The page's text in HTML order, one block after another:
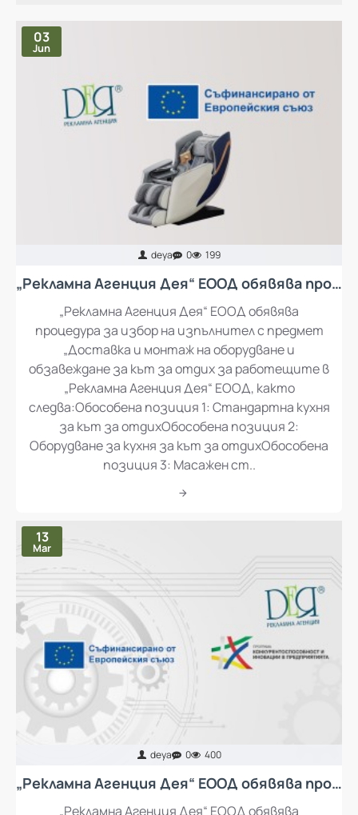
03
Jun
„Рекламна Агенция Дея“ ЕООД обявява
процедура за избор на изпълнител с предмет
„Доставка и монтаж на оборудване и
обзавеждане за кът за отдих за работещите в
„Рекламна Агенция Дея“ ЕООД, както
следва:Обособена позиция 1: Стандартна кухня
за кът за отдихОбособена позиция 2:
Оборудване за кухня за кът за отдихОбособена
позиция 3: Масажен ст..
13
Mar